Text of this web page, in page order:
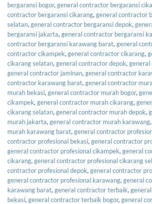
bergaransi bogor, general contractor bergaransi
contractor bergaransi cikarang, general contractor
selatan, general contractor bergaransi depok,
bergaransi jakarta, general contractor bergaransi
contractor bergaransi karawang barat, general
contractor cikampek, general contractor cikarang,
cikarang selatan, general contractor depok,
general contractor jaminan, general contractor
contractor karawang barat, general contractor
murah bekasi, general contractor murah bogor,
cikampek, general contractor murah cikarang,
cikarang selatan, general contractor murah depok,
murah jakarta, general contractor murah karawang,
murah karawang barat, general contractor
contractor profesional bekasi, general contractor
general contractor profesional cikampek, general
cikarang, general contractor profesional cikarang
contractor profesional depok, general contractor
general contractor profesional karawang, general
karawang barat, general contractor terbaik,
bekasi, general contractor terbaik bogor, general